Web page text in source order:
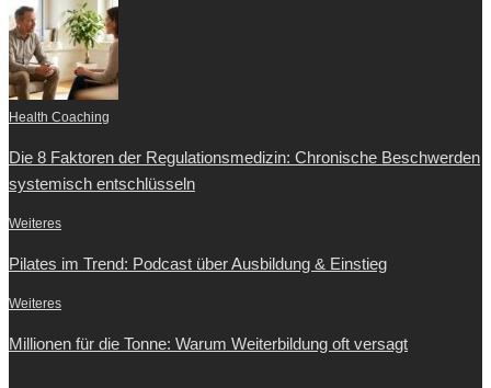
Health Coaching
Die 8 Faktoren der Regulationsmedizin: Chronische Beschwerden
systemisch entschlüsseln
Weiteres
Pilates im Trend: Podcast über Ausbildung & Einstieg
Weiteres
Millionen für die Tonne: Warum Weiterbildung oft versagt